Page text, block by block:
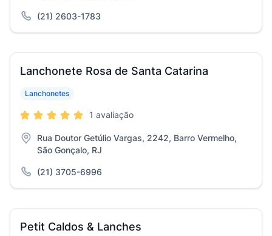
(21) 2603-1783
Lanchonete Rosa de Santa Catarina
Lanchonetes
1 avaliação
Rua Doutor Getúlio Vargas, 2242, Barro Vermelho,
São Gonçalo, RJ
(21) 3705-6996
Petit Caldos & Lanches